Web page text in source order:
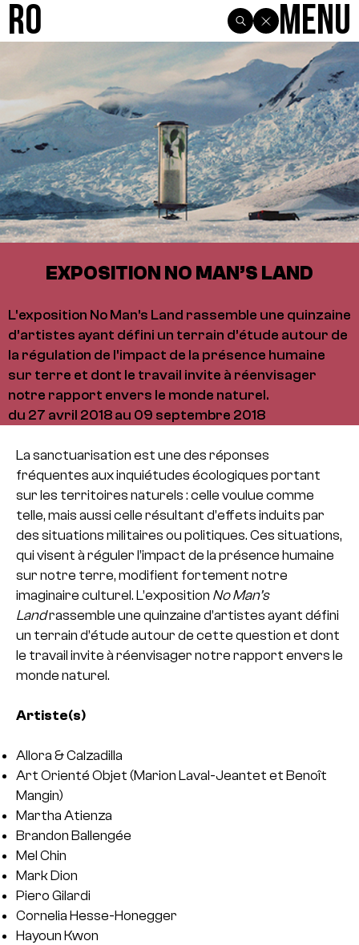
R0 Menu
EXPOSITION NO MAN’S LAND
L'exposition No Man's Land rassemble une quinzaine
d’artistes ayant défini un terrain d’étude autour de
la régulation de l'impact de la présence humaine
sur terre et dont le travail invite à réenvisager
notre rapport envers le monde naturel.
du 27 avril 2018 au 09 septembre 2018
La sanctuarisation est une des réponses
fréquentes aux inquiétudes écologiques portant
sur les territoires naturels : celle voulue comme
telle, mais aussi celle résultant d’effets induits par
des situations militaires ou politiques. Ces situations,
qui visent à réguler l’impact de la présence humaine
sur notre terre, modifient fortement notre
imaginaire culturel. L’exposition No Man’s
Landrassemble une quinzaine d’artistes ayant défini
un terrain d’étude autour de cette question et dont
le travail invite à réenvisager notre rapport envers le
monde naturel.
Artiste(s)
Allora & Calzadilla
Art Orienté Objet (Marion Laval-Jeantet et Benoît
Mangin)
Martha Atienza
Brandon Ballengée
Mel Chin
Mark Dion
Piero Gilardi
Cornelia Hesse-Honegger
Hayoun Kwon